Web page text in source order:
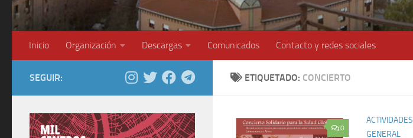
Inicio Organización Descargas Comunicados Contacto y redes sociales
ETIQUETADO: CONCIERTO
0
ACTIVIDADES
GENERAL
SEGUIR: